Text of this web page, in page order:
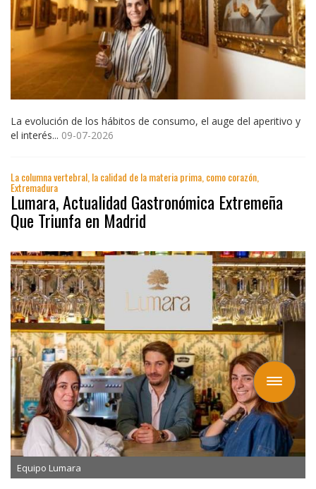
Toggle
navigation
La evolución de los hábitos de consumo, el auge del aperitivo y
el interés... 09-07-2026
La columna vertebral, la calidad de la materia prima, como corazón,
Extremadura
Lumara, Actualidad Gastronómica Extremeña
Que Triunfa en Madrid
Equipo Lumara